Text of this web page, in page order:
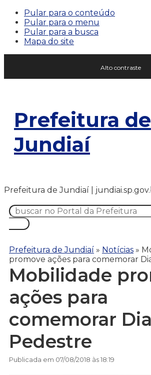
Pular para o conteúdo
Pular para o menu
Pular para a busca
Mapa do site
Alto contraste
Prefeitura de
Jundiaí
Prefeitura de Jundiaí |
Prefeitura de Jundiaí » Notícias »
promove ações para comemorar
Mobilidade
ações para
comemorar
Pedestre
Publicada em 07/08/2018 às 18:19